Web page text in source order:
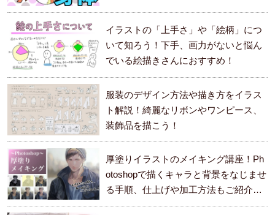
イラストの「上手さ」や「絵柄」につ
いて知ろう！下手、画力がないと悩ん
でいる絵描きさんにおすすめ！
服装のデザイン方法や描き方をイラス
ト解説！綺麗なリボンやワンピース、
装飾品を描こう！
厚塗りイラストのメイキング講座！Ph
otoshopで描くキャラと背景をなじませ
る手順、仕上げや加工方法もご紹介し
ます。